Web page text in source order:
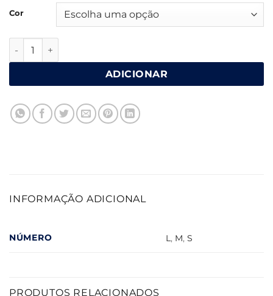
Cor
Quantidade de Calça com elástico
ADICIONAR
INFORMAÇÃO ADICIONAL
NÚMERO L, M,S
PRODUTOS RELACIONADOS